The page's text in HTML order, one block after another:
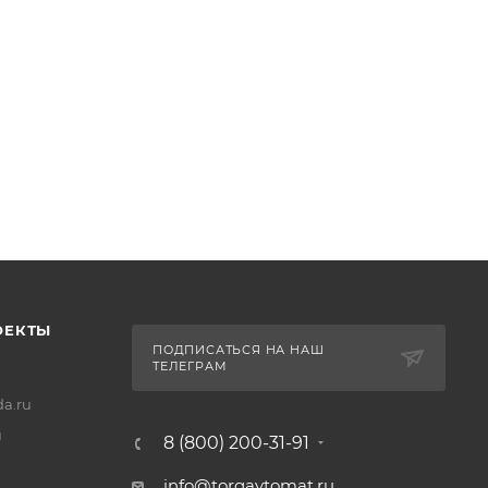
ПОДПИСАТЬСЯ НА НАШ
ТЕЛЕГРАМ
8 (800) 200-31-91